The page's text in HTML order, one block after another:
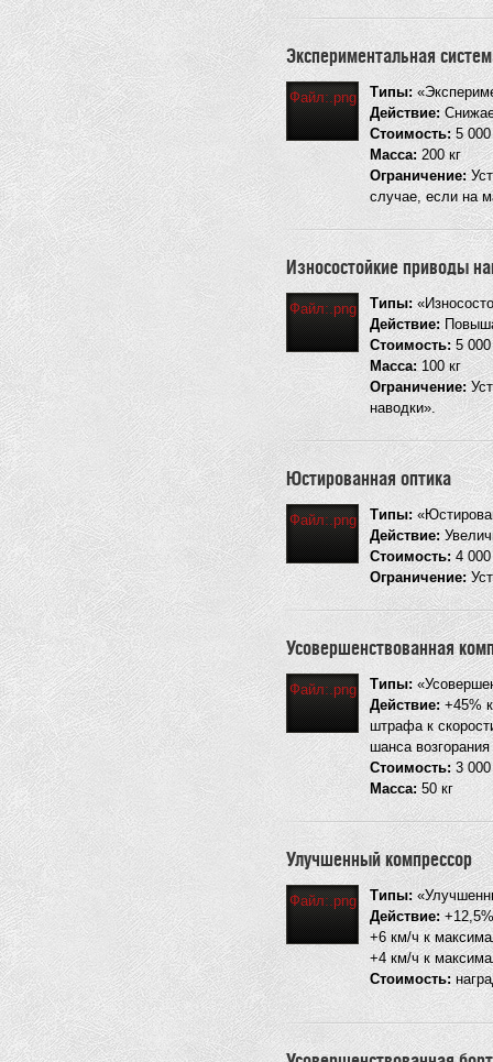
Экспериментальная
Файл:.png Типы:
Действие:
Стоимость:5
Масса: 200 кг
Ограничение:
случае, если на
Износостойкие приводы
Файл:.png Типы:
Действие:
Стоимость:5
Масса:100 кг
Ограничение:
наводки».
Юстированная оптика
Файл:.png Типы:
Действие:
Стоимость:4
Ограничение:
Усовершенствованная
Файл:.png Типы:
Действие: +45%
штрафа к
шанса
Стоимость: 3
Масса:50 кг
Улучшенный компрессор
Файл:.png Типы:
Действие:
+6 км/ч к
+4 км/ч к
Стоимость: